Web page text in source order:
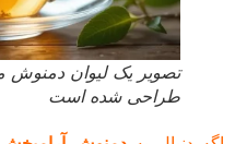
تصویر یک لیوان دمنوش
طراحی شده است